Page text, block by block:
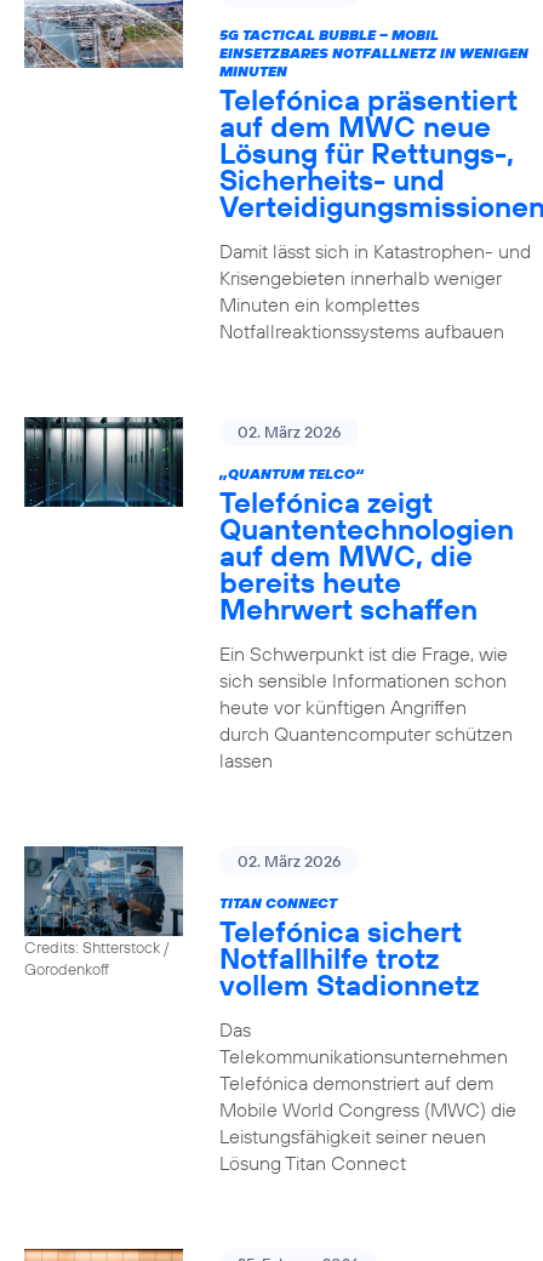
5G TACTICAL BUBBLE – MOBIL
EINSETZBARES NOTFALLNETZ IN WENIGEN
MINUTEN
Telefónica präsentiert
auf dem MWC neue
Lösung für Rettungs-,
Sicherheits- und
Damit lässt sich in Katastrophen- und
Krisengebieten innerhalb weniger
Minuten ein komplettes
Notfallreaktionssystems aufbauen
02. März 2026
„QUANTUM TELCO“
Telefónica zeigt
Quanten­technologien
auf dem MWC, die
bereits heute
Mehrwert schaffen
Ein Schwerpunkt ist die Frage, wie
sich sensible Informationen schon
heute vor künftigen Angriffen
durch Quantencomputer schützen
lassen
Credits: Shtterstock /
Gorodenkoff
02. März 2026
TITAN CONNECT
Telefónica sichert
Notfallhilfe trotz
vollem Stadionnetz
Das
Telekommunikationsunternehmen
Telefónica demonstriert auf dem
Mobile World Congress (MWC) die
Leistungsfähigkeit seiner neuen
Lösung Titan Connect